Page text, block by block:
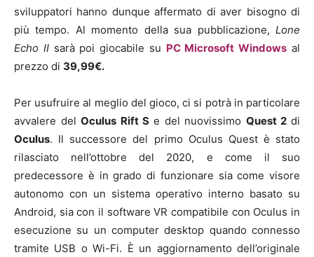
sviluppatori hanno dunque affermato di aver bisogno di
più tempo. Al momento della sua pubblicazione, Lone
Echo II sarà poi giocabile su PCMicrosoft Windows al
prezzo di 39,99€.
Per usufruire al meglio del gioco, ci si potrà in particolare
avvalere delOculus Rift Se del nuovissimo Quest 2di
Oculus. Il successore del primo Oculus Quest è stato
rilasciato nell’ottobre del 2020, e come il suo
predecessore è in grado di funzionare sia come visore
autonomo con un sistema operativo interno basato su
Android, sia con il software VR compatibile con Oculus in
esecuzione su un computer desktop quando connesso
tramite USB o Wi-Fi. È un aggiornamento dell’originale